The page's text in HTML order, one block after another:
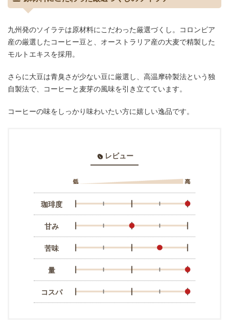
九州発のソイラテは原材料にこだわった厳選づくし。コロンビア
産の厳選したコーヒー豆と、オーストラリア産の大麦で精製した
モルトエキスを採用。
さらに大豆は青臭さが少ない豆に厳選し、高温摩砕製法という独
自製法で、コーヒーと麦芽の風味を引き立てています。
コーヒーの味をしっかり味わいたい方に嬉しい逸品です。
レビュー
珈琲度
甘み
苦味
量
コスパ